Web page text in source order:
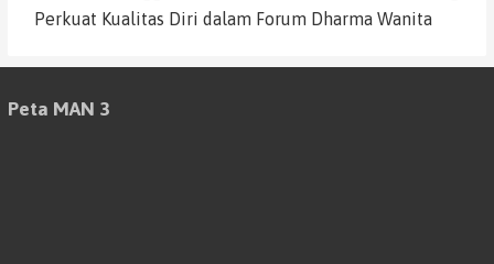
Perkuat Kualitas Diri dalam Forum Dharma Wanita
Peta MAN 3